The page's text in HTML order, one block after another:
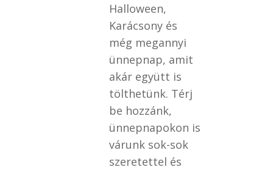
Halloween,
Karácsony és
még megannyi
ünnepnap, amit
akár együtt is
tölthetünk. Térj
be hozzánk,
ünnepnapokon is
várunk sok-sok
szeretettel és